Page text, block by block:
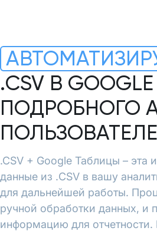
.CSV В
ПОДРОБНОГО
.CSV + Google Таблицы – эта
данные из .CSV в вашу
для дальнейшей работы.
ручной обработки данных, и
информацию для